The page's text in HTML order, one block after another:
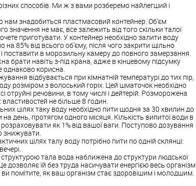
способів. Ми ж з вами розберемо найлегший і
нам знадобиться пластмасовий контейнер. Об'єм
значення не має, все залежить від того скільки талої
приготувати. У контейнер необхідно залити воду
на 85% від всього об'єму, після чого закрити щільно
поставити в морозильну камеру до повного замерзання.
брати навіть з-під крана, адже в кінцевому підсумку
однаково корисна.
відбувається при кімнатній температурі до тих пір,
розміром з волоський горіх. Цей шматочок необхідно
отруйні речовини, в тому числі і дейтерій. Розморожена
не більше 8 годин.
цілях таку воду необхідно пити щодня за 30 хвилин до
на день, протягом одного місяця. Кількість випитої води в
розраховувати як 1% від вашої ваги. Поступово дозування
знижувати.
цілях талу воду потрібно пити по одній склянці:
тала вода наближена до структури людської
дозволяє їй без труда насичувати енергією весь організм
помітите, як ваш організм стає здоровішим і молодшим​​.